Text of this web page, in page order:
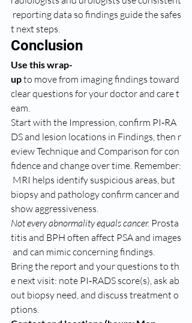
reporting data so findings guide the safes
t next steps.
Conclusion
Use this wrap-
up to move from imaging findings toward
clear questions for your doctor and care t
eam.
Start with the Impression, confirm PI‑RA
DS and lesion locations in Findings, then r
eview Technique and Comparison for con
fidence and change over time. Remember:
MRI helps identify suspicious areas, but
biopsy and pathology confirm cancer and
show aggressiveness.
Not every abnormality equals cancer. Prosta
titis and BPH often affect PSA and images
and can mimic concerning findings.
Bring the report and your questions to th
e next visit: note PI‑RADS score(s), ask ab
out biopsy need, and discuss treatment o
ptions.